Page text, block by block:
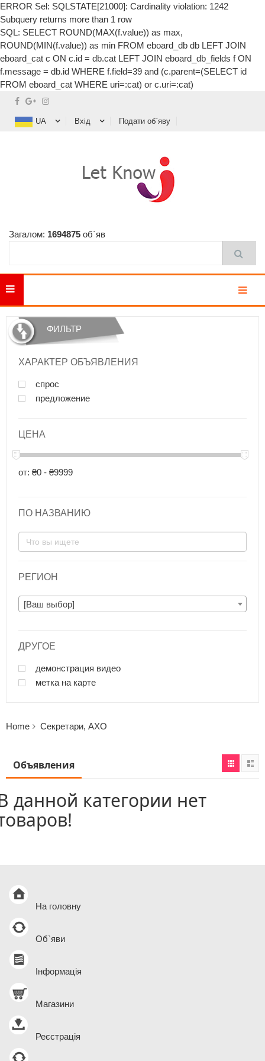
ERROR Sel: SQLSTATE[21000]: Cardinality violation: 1242
Subquery returns more than 1 row
SQL: SELECT ROUND(MAX(f.value)) as max,
ROUND(MIN(f.value)) as min FROM eboard_db db LEFT JOIN
eboard_cat c ON c.id = db.cat LEFT JOIN eboard_db_fields f ON
f.message = db.id WHERE f.field=39 and (c.parent=(SELECT id
FROM eboard_cat WHERE uri=:cat) or c.uri=:cat)
UA Вхід Подати об`яву
Загалом: 1694875 об`яв
ФИЛЬТР
ХАРАКТЕР ОБЪЯВЛЕНИЯ
спрос
предложение
ЦЕНА
от: ₴0 - ₴9999
ПО НАЗВАНИЮ
РЕГИОН
[Ваш выбор]
ДРУГОЕ
демонстрация видео
метка на карте
Home Секретари, АХО
Объявления
данной категории нет
На головну
Об`яви
Інформація
Магазини
Реєстрація